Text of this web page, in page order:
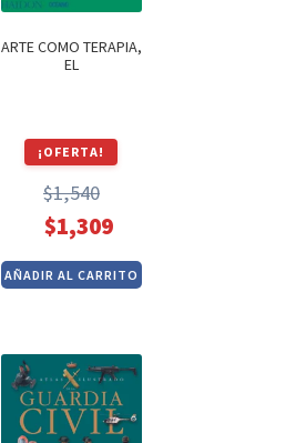
ARTE COMO TERAPIA,
EL
¡OFERTA!
$1,540
El
original
$1,309
El
actual
AÑADIR AL CARRITO